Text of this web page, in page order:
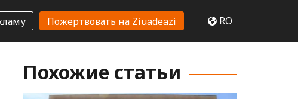
Пожертвовать на Ziuadeazi RO
Похожие статьи